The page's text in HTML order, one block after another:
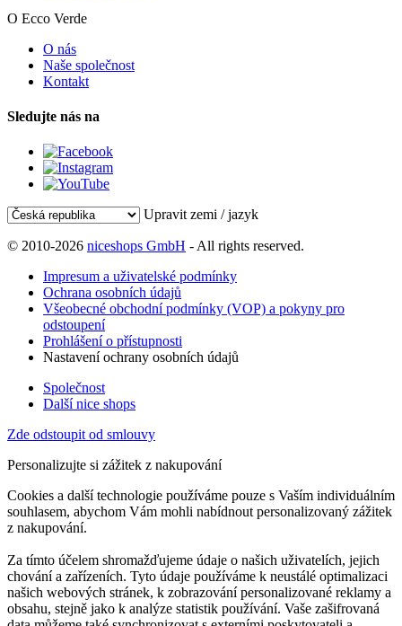
O Ecco Verde
O nás
Naše společnost
Kontakt
Sledujte nás na
Upravit zemi / jazyk
© 2010-2026 niceshops GmbH - All rights reserved.
Impresum a uživatelské podmínky
Ochrana osobních údajů
Všeobecné obchodní podmínky (VOP) a pokyny pro
odstoupení
Prohlášení o přístupnosti
Nastavení ochrany osobních údajů
Společnost
Další nice shops
Zde odstoupit od smlouvy
Personalizujte si zážitek z nakupování
Cookies a další technologie používáme pouze s Vaším individuálním
souhlasem, abychom Vám mohli nabídnout personalizovaný zážitek
z nakupování.
Za tímto účelem shromažďujeme údaje o našich uživatelích, jejich
chování a zařízeních. Tyto údaje používáme k neustálé optimalizaci
našich webových stránek, k zobrazování personalizované reklamy a
obsahu, stejně jako k analýze statistik používání. Vaše zašifrovaná